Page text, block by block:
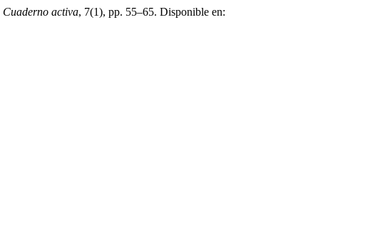
Cuaderno activa, 7(1), pp. 55–65. Disponible en: